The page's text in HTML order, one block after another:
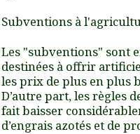
Subventions à
Les "subventions" sont
destinées à offrir
les prix de plus en plus
D’autre part, les règles
fait baisser
d’engrais azotés et de